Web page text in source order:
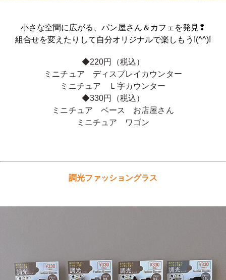
小さな空間に広がる、パン屋さん＆カフェを発見❢
組合せを変えたりして自分オリジナルで楽しもう!(^^)!
◆220円（税込）
ミニチュア ディスプレイカウンター
ミニチュア Ｌ字カウンター
◆330円（税込）
ミニチュア ベース お店屋さん
ミニチュア ワゴン
調光ファッショングラス